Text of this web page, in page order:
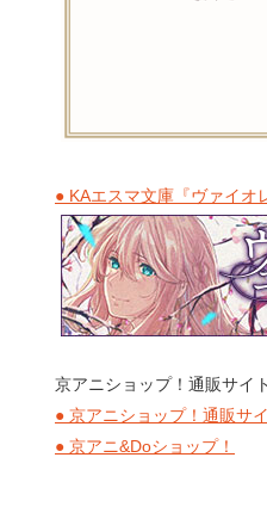
● KAエスマ文庫『ヴァイオ
京アニショップ！通販サイ
● 京アニショップ！通販サ
● 京アニ&Doショップ！